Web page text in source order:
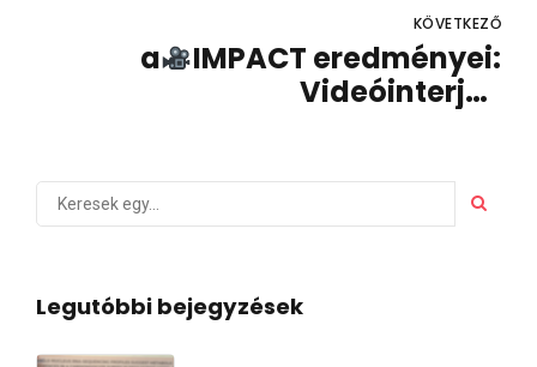
KÖVETKEZŐ
a
IMPACT eredményei:
Videóinterjúk
Legutóbbi bejegyzések